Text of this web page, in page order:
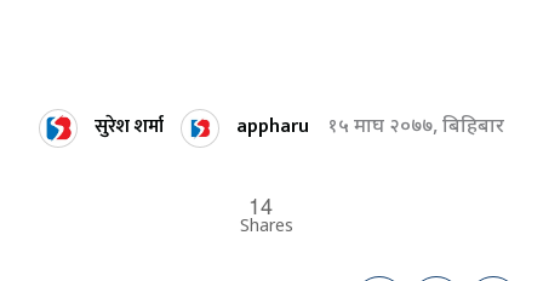
सुरेश शर्मा appharu १५ माघ २०७७, बिहिबार
14
Shares